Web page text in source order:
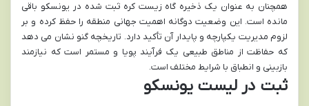
همچنان به عنوان یک ذخیره گاه زیست کره ثبت شده در یونسکو باقی
مانده است. این وضعیت دوگانه اهمیت جهانی منطقه را حفظ کرده و بر
لزوم مدیریت یکپارچه و پایدار آن تأکید دارد. تاریخچه گنو نشان می دهد
که حفاظت از مناطق طبیعی یک فرآیند پویا و مستمر است که نیازمند
بازبینی و انطباق با شرایط مختلف است.
ثبت در لیست یونسکو